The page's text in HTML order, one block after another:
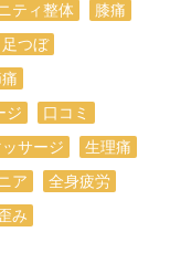
ティ整体
膝痛
足つぼ
ジ
口コミ
サージ
生理痛
ア
全身疲労
み